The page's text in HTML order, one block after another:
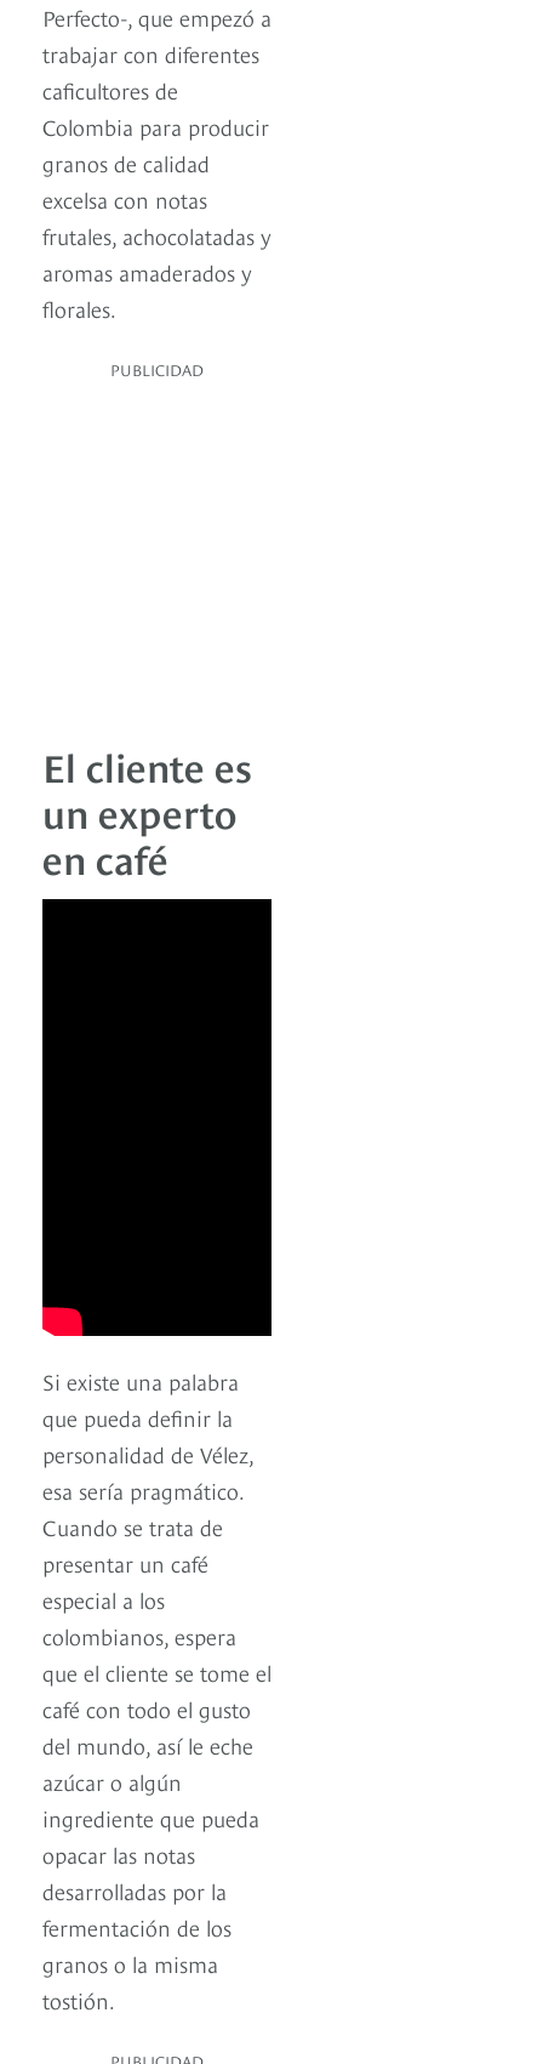
Perfecto-, que empezó a
trabajar con diferentes
caficultores de
Colombia para producir
granos de calidad
excelsa con notas
frutales, achocolatadas y
aromas amaderados y
florales.
PUBLICIDAD
El cliente es
un experto
en café
Si existe una palabra
que pueda definir la
personalidad de Vélez,
esa sería pragmático.
Cuando se trata de
presentar un café
especial a los
colombianos, espera
que el cliente se tome el
café con todo el gusto
del mundo, así le eche
azúcar o algún
ingrediente que pueda
opacar las notas
desarrolladas por la
fermentación de los
granos o la misma
tostión.